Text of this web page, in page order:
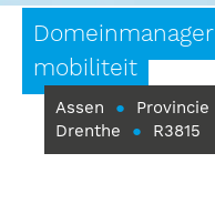
Domeinmanager
mobiliteit
Assen ●
Provincie
Drenthe
● R3815